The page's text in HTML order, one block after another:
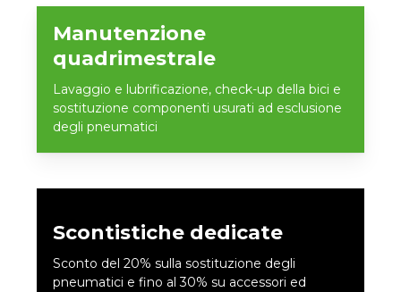
Manutenzione
quadrimestrale
Lavaggio e lubrificazione, check-up della bici e
sostituzione componenti usurati ad esclusione
degli pneumatici
Scontistiche dedicate
Sconto del 20% sulla sostituzione degli
pneumatici e fino al 30% su accessori ed